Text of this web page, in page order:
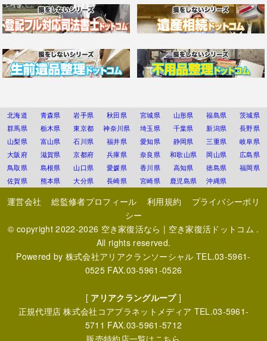
北海道 青森県 岩手県 秋田県 宮城県 山形県 福島県
茨城県
群馬県
栃木県 東京都 神奈川県 埼玉県 千葉県 新潟県
長野県
山梨県
富山県 石川県 福井県 愛知県 静岡県 三重県
岐阜県
大阪府
滋賀県 京都府 兵庫県 奈良県 和歌山県 岡山県
広島県
鳥取県
島根県 山口県 愛媛県 香川県 高知県 徳島県
福岡県
佐賀県
熊本県 大分県 長崎県 宮崎県 鹿児島県 沖縄県
運営会社 総監修者プロフィール 利用規約
プライバシーポリ
シー
© copyright 2022-2026 空き家復活なら | 空き家復活ドットコム .
All rights reserved.
Powered by 株式会社アリアクランソーシャル TEL.03-5961-
0525 FAX.03-5961-0526
[ アリアクラングループ]
正規代理店株式会社コアプラネットメディア TEL.03-5961-
5711 FAX.03-5961-5712
販売特約店一覧はこちら